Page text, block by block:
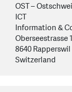
OST –
ICT
Information &
Oberseestrasse
8640 Rapperswil
Switzerland